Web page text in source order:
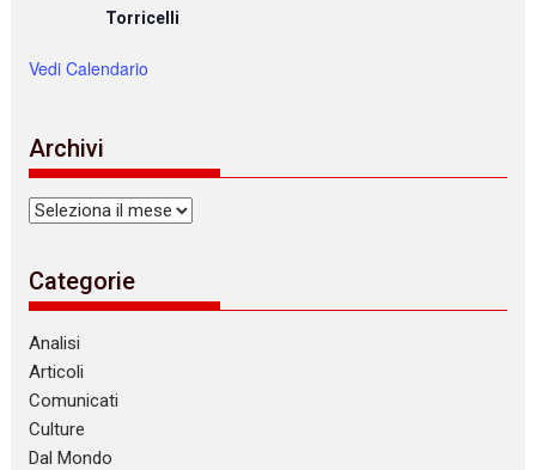
Torricelli
Vedi Calendario
Archivi
Archivi
Categorie
Analisi
Articoli
Comunicati
Culture
Dal Mondo